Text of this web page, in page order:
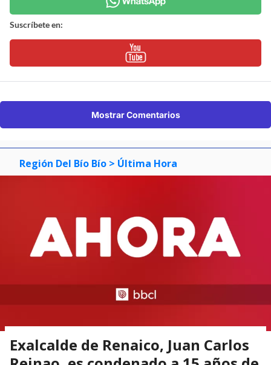
Suscríbete en:
Mostrar Comentarios
Región Del Bío Bío > Última Hora
Exalcalde de Renaico, Juan Carlos